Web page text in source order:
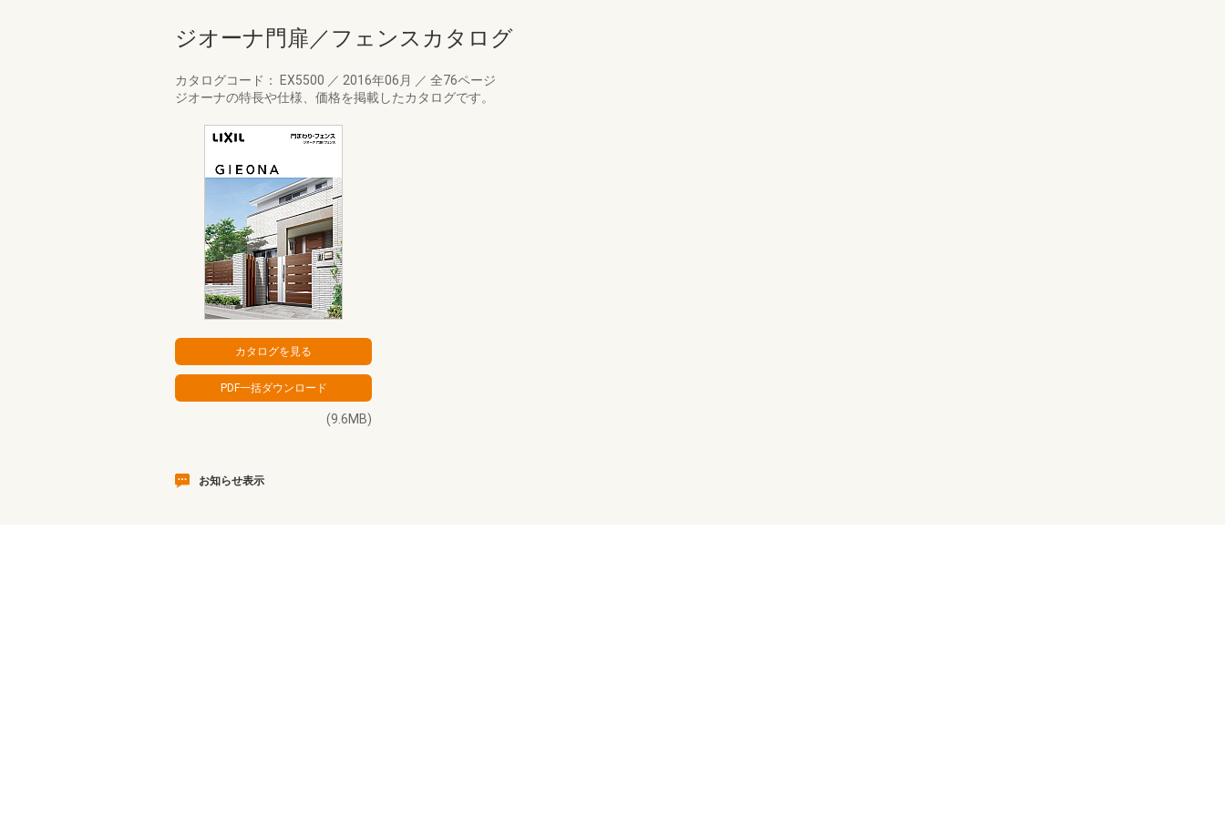
ジオーナ門扉／フェンスカタログ
カタログコード： EX5500 ／ 2016年06月 ／ 全76ページ
ジオーナの特長や仕様、価格を掲載したカタログです。
(9.6MB)
お知らせ表示